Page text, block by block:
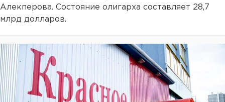
Алекперова. Состояние олигарха составляет 28,7
млрд долларов.